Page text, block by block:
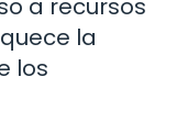
a recursos
la
los